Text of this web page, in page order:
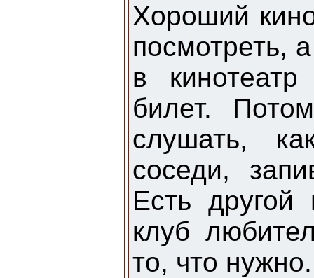
Хороший
посмотреть,
в
билет.
слушать,
соседи,
Есть другой
клуб
то, что нужно.